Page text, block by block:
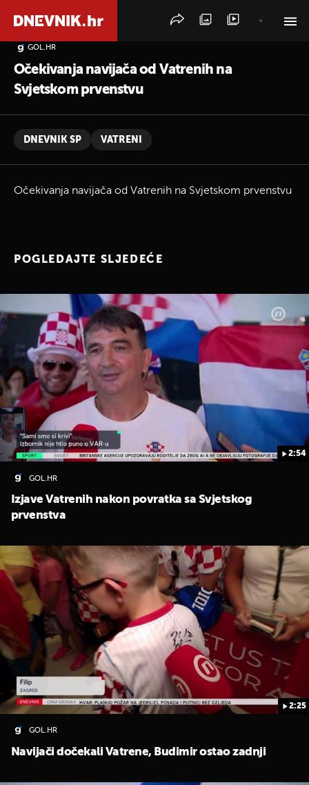
GOL.HR
Očekivanja navijača od Vatrenih na
Svjetskom prvenstvu
DNEVNIK SP VATRENI
Očekivanja navijača od Vatrenih na Svjetskom prvenstvu
POGLEDAJTE SLJEDEĆE
2:54
GOL.HR
Izjave Vatrenih nakon povratka sa Svjetskog
prvenstva
2:25
GOL.HR
Navijači dočekali Vatrene, Budimir ostao zadnji
PRETRAŽITE VIJESTI